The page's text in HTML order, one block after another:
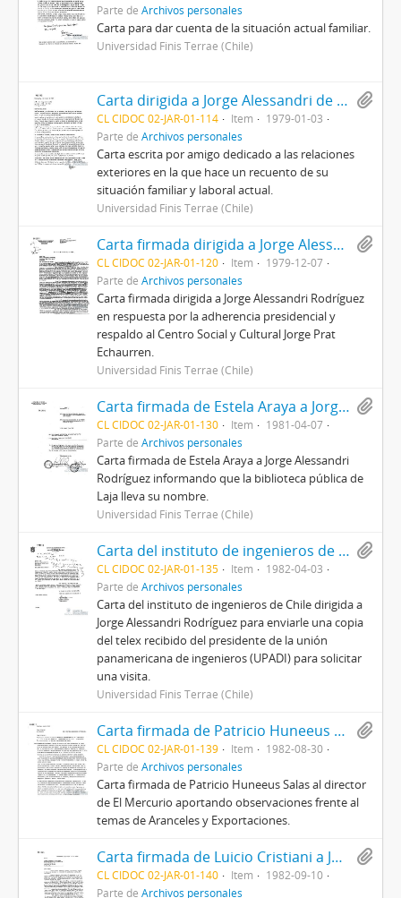
Parte deArchivos personales
Carta para dar cuenta de la situación actual familiar.
Universidad Finis Terrae (Chile)
Carta dirigida a Jorge Alessandri de Herbert Müller Puelma
CL CIDOC 02-JAR-01-114 Item
1979-01-03
Parte deArchivos personales
Carta escrita por amigo dedicado a las relaciones
exteriores en la que hace un recuento de su
situación familiar y laboral actual.
Universidad Finis Terrae (Chile)
Carta firmada dirigida a Jorge Alessandri Rodríguez en respuesta por la adherencia presidencial y respaldo al Centro Social y Cultural Jorge Prat Echaurren
CL CIDOC 02-JAR-01-120 Item
1979-12-07
Parte deArchivos personales
Carta firmada dirigida a Jorge Alessandri Rodríguez
en respuesta por la adherencia presidencial y
respaldo al Centro Social y Cultural Jorge Prat
Echaurren.
Universidad Finis Terrae (Chile)
Carta firmada de Estela Araya a Jorge Alessandri Rodríguez en la que indica que la biblioteca pública de Laja lleva su nombre
CL CIDOC 02-JAR-01-130 Item
1981-04-07
Parte deArchivos personales
Carta firmada de Estela Araya a Jorge Alessandri
Rodríguez informando que la biblioteca pública de
Laja lleva su nombre.
Universidad Finis Terrae (Chile)
Carta del instituto de ingenieros de Chile dirigida a Jorge Alessandri Rodríguez
CL CIDOC 02-JAR-01-135 Item
1982-04-03
Parte deArchivos personales
Carta del instituto de ingenieros de Chile dirigida a
Jorge Alessandri Rodríguez para enviarle una copia
del telex recibido del presidente de la unión
panamericana de ingenieros (UPADI) para solicitar
una visita.
Universidad Finis Terrae (Chile)
Carta firmada de Patricio Huneeus Salas al director de El Mercurio.
CL CIDOC 02-JAR-01-139 Item
1982-08-30
Parte deArchivos personales
Carta firmada de Patricio Huneeus Salas al director
de El Mercurio aportando observaciones frente al
temas de Aranceles y Exportaciones.
Carta firmada de Luicio Cristiani a Jorge Alessandri Rodriguez en la que le pide un ejemplar del libro "Mis años de gobierno" escrito por Arturo Alessandri Palma.
CL CIDOC 02-JAR-01-140 Item
1982-09-10
Parte deArchivos personales